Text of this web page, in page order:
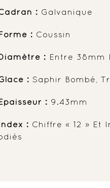
: Galvanique
: Coussin
: Entre 38mm
: Saphir Bombé,
: 9.43mm
: Chiffre « 12 » Et